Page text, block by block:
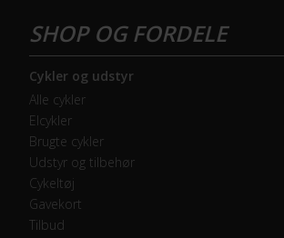
Bagbremse
Forbremse
ELCYKEL SYSTEM
Estimeret rækkevidde (km)
Cykler og udstyr
Alle cykler
Elcykler
Brugte cykler
Udstyr og tilbehør
Cykeltøj
Gavekort
Tilbud